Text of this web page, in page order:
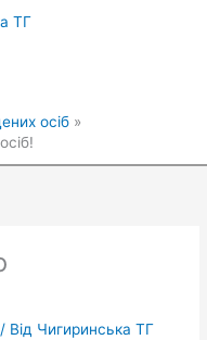
осіб
/ Від Чигиринська ТГ